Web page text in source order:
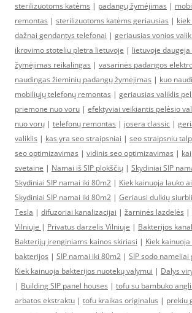
sterilizuotoms katėms | padangų žymėjimas |
remontas | sterilizuotoms katėms geriausias |
dažnai gendantys telefonai | geriausias vonios
ikrovimo stoteliu pletra lietuvoje | lietuvoje
žymėjimas reikalingas | vasarinės padangos
naudingas žieminių padangų žymėjimas | kuo
mobiliųjų telefonų remontas | geriausias valiklis
priemone nuo voru | efektyviai veikiantis pelėsio
nuo vorų | telefonų remontas | josera classic |
valiklis | kas yra seo straipsniai | seo straipsniu
seo optimizavimas | vidinis seo optimizavimas |
svetaine | Namai iš SIP plokščių | Skydiniai SIP
Skydiniai SIP namai iki 80m2 | Kiek kainuoja lauko
Skydiniai SIP namai iki 80m2 | Geriausi dulkių
Tesla | difuzoriai kanalizacijai | žarninės lazdelės |
Vilniuje | Privatus darzelis Vilniuje | Bakterijos
Bakterijų įrenginiams kainos skiriasi | Kiek
bakterijos | SIP namai iki 80m2 | SIP sodo
Kiek kainuoja bakterijos nuotekų valymui | Dalys
| Building SIP panel houses | tofu su bambuko
arbatos ekstraktu | tofu kraikas originalus | prekiu